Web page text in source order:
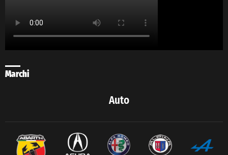
Marchi
Auto